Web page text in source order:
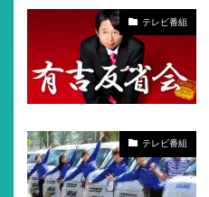
テレビ番組
テレビ番組